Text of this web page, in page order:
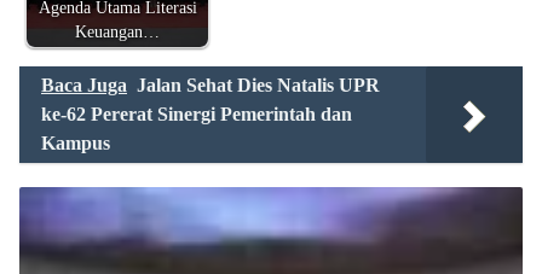
Agenda Utama Literasi
Keuangan…
Baca Juga Jalan Sehat Dies Natalis UPR
ke-62 Pererat Sinergi Pemerintah dan
Kampus